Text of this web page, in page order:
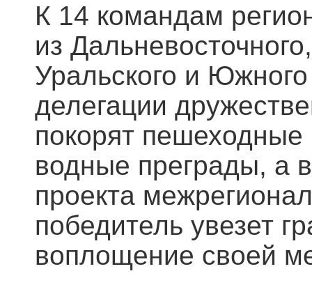
К 14 командам
из
Уральского и
делегации
покорят
водные преграды, а
проекта
победитель увезет
воплощение своей